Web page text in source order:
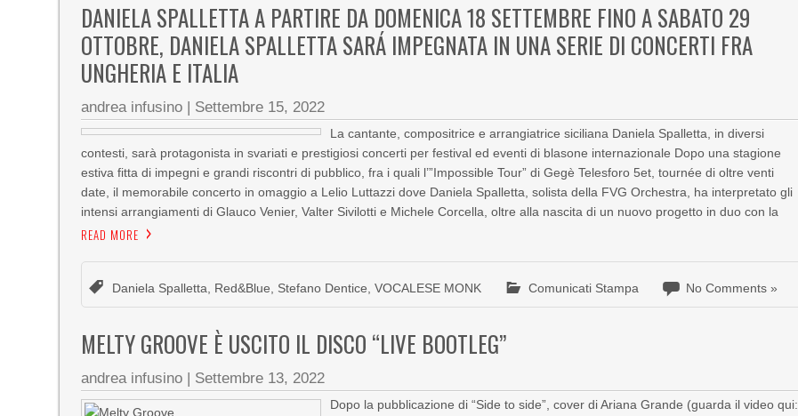
DANIELA SPALLETTA A PARTIRE DA DOMENICA 18 SETTEMBRE FINO A SABATO 29
OTTOBRE, DANIELA SPALLETTA SARÁ IMPEGNATA IN UNA SERIE DI CONCERTI FRA
UNGHERIA E ITALIA
andrea infusino | Settembre 15, 2022
La cantante, compositrice e arrangiatrice siciliana Daniela Spalletta, in diversi
contesti, sarà protagonista in svariati e prestigiosi concerti per festival ed eventi di blasone internazionale Dopo una stagione
estiva fitta di impegni e grandi riscontri di pubblico, fra i quali l’”Impossible Tour” di Gegè Telesforo 5et, tournée di oltre venti
date, il memorabile concerto in omaggio a Lelio Luttazzi dove Daniela Spalletta, solista della FVG Orchestra, ha interpretato gli
intensi arrangiamenti di Glauco Venier, Valter Sivilotti e Michele Corcella, oltre alla nascita di un nuovo progetto in duo con la
READ MORE
Daniela Spalletta Red&Blue Stefano Dentice ,VOCALESE MONK Comunicati Stampa No Comments »
MELTY GROOVE È USCITO IL DISCO “LIVE BOOTLEG”
andrea infusino | Settembre 13, 2022
Dopo la pubblicazione di “Side to side”, cover di Ariana Grande (guarda il video qui: